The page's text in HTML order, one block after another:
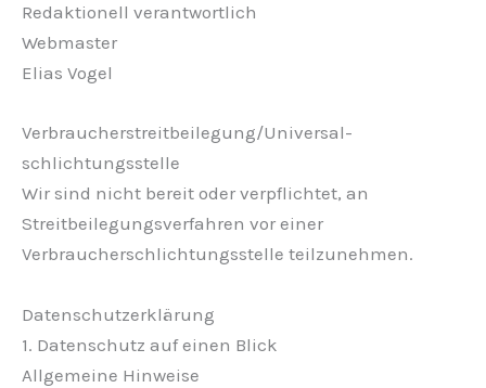
Redaktionell verantwortlich
Webmaster
Elias Vogel
Verbraucher­streit­beilegung/Universal­
schlichtungs­stelle
Wir sind nicht bereit oder verpflichtet, an
Streitbeilegungsverfahren vor einer
Verbraucherschlichtungsstelle teilzunehmen.
Datenschutz­erklärung
1. Datenschutz auf einen Blick
Allgemeine Hinweise